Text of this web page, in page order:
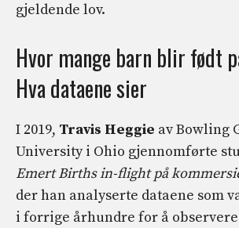
gjeldende lov.
Hvor mange barn blir født
Hva dataene sier
I 2019, Travis Heggie av Bowling
University i Ohio gjennomførte
Emert Births in-flight på
der han analyserte dataene som
i forrige århundre for å